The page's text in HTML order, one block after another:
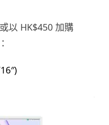
以 HK$450 加購